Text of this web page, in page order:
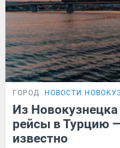
ГОРОД НОВОСТИ
Из Новокузнецка
рейсы в Турцию
известно